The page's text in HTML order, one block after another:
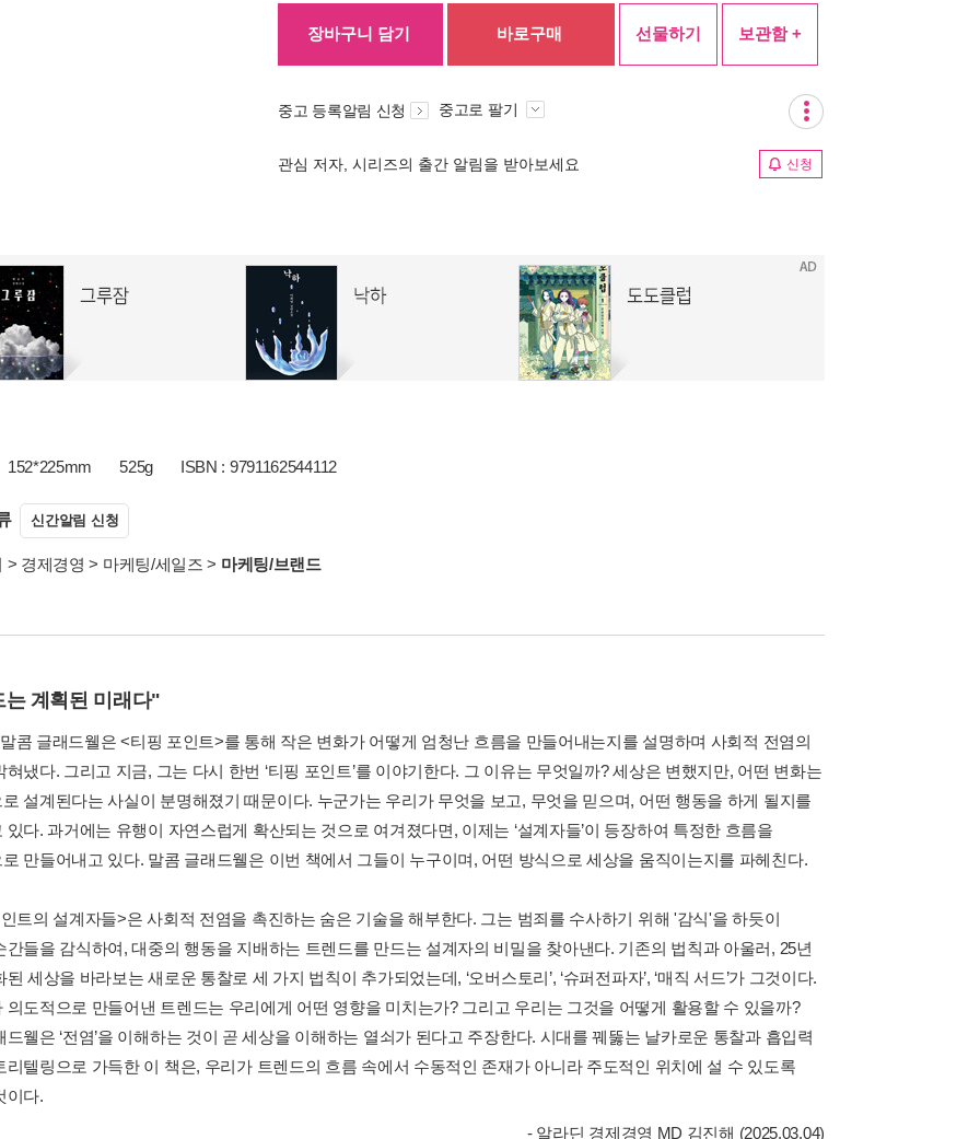
장바구니 담기 바로구매 선물하기 보관함 +
중고 등록알림 신청 중고로 팔기
관심 저자, 시리즈의 출간 알림을 받아보세요 신청
152*225mm 525g ISBN : 9791162544112
신간알림 신청
> 경제경영 > 마케팅/세일즈 > 마케팅/브랜드
계획된 미래다"
콤 글래드웰은 <티핑 포인트>를 통해 작은 변화가 어떻게 엄청난 흐름을 만들어내는지를 설명하며 사회적 전염의
혀냈다. 그리고 지금, 그는 다시 한번 ‘티핑 포인트’를 이야기한다. 그 이유는 무엇일까? 세상은 변했지만, 어떤 변화는
설계된다는 사실이 분명해졌기 때문이다. 누군가는 우리가 무엇을 보고, 무엇을 믿으며, 어떤 행동을 하게 될지를
있다. 과거에는 유행이 자연스럽게 확산되는 것으로 여겨졌다면, 이제는 ‘설계자들’이 등장하여 특정한 흐름을
만들어내고 있다. 말콤 글래드웰은 이번 책에서 그들이 누구이며, 어떤 방식으로 세상을 움직이는지를 파헤친다.
트의 설계자들>은 사회적 전염을 촉진하는 숨은 기술을 해부한다. 그는 범죄를 수사하기 위해 '감식'을 하듯이
간들을 감식하여, 대중의 행동을 지배하는 트렌드를 만드는 설계자의 비밀을 찾아낸다. 기존의 법칙과 아울러, 25년
세상을 바라보는 새로운 통찰로 세 가지 법칙이 추가되었는데, ‘오버스토리’, ‘슈퍼전파자’, ‘매직 서드’가 그것이다.
의도적으로 만들어낸 트렌드는 우리에게 어떤 영향을 미치는가? 그리고 우리는 그것을 어떻게 활용할 수 있을까?
드웰은 ‘전염’을 이해하는 것이 곧 세상을 이해하는 열쇠가 된다고 주장한다. 시대를 꿰뚫는 날카로운 통찰과 흡입력
리텔링으로 가득한 이 책은, 우리가 트렌드의 흐름 속에서 수동적인 존재가 아니라 주도적인 위치에 설 수 있도록
이다.
- 알라딘 경제경영 MD 김진해 (2025.03.04)